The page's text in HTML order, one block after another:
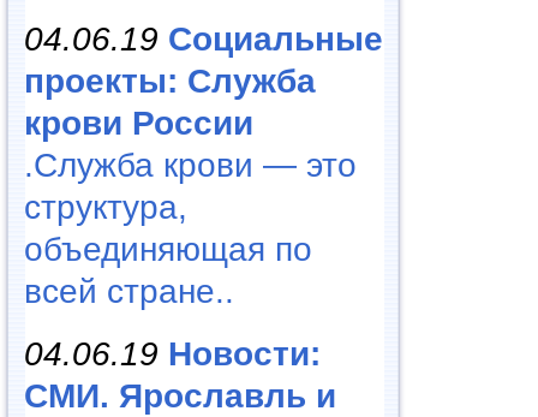
04.06.19 Социальные
проекты: Служба
крови России
.Служба крови — это
структура,
объединяющая по
всей стране..
04.06.19 Новости:
СМИ. Ярославль и